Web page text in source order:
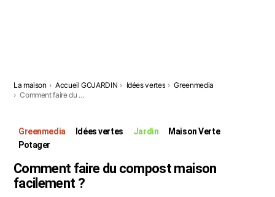
Vous êtes ici:
La maison Accueil GOJARDIN Idées vertes
Greenmedia
Comment faire du compost maison facilement ?
Greenmedia Idées vertes Jardin
Maison Verte
Potager
Comment faire du compost maison
facilement ?